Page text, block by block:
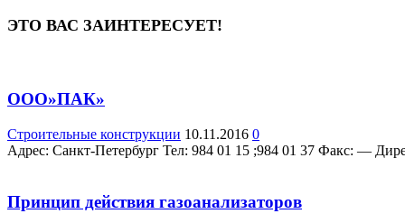
ЭТО ВАС ЗАИНТЕРЕСУЕТ!
ООО»ПАК»
Строительные конструкции 10.11.2016 0
Адрес: Санкт-Петербург Teл: 984 01 15 ;984 01 37 Факс: —
Принцип действия газоанализаторов